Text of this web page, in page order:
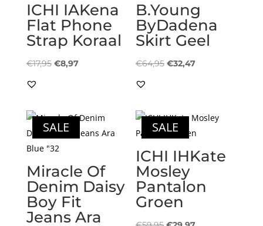
ICHI IAKena
Flat Phone
Strap Koraal
€17,95 Oorspronkelijke
€8,97Huidige
B.Young
ByDadena
Skirt Geel
€64,95 Oorspronkelijke
€32,47Huidige
SALE
Miracle Of
Denim Daisy
Boy Fit
Jeans Ara
SALE
ICHI IHKate
Mosley
Pantalon
Groen